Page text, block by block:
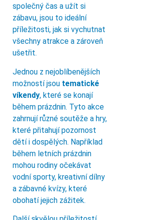
společný čas a užít si
zábavu, jsou to ideální
příležitosti, jak si vychutnat
všechny atrakce a zároveň
ušetřit.
Jednou z nejoblíbenějších
možností jsou tematické
víkendy, které se konají
během prázdnin. Tyto akce
zahrnují různé soutěže a hry,
které přitahují pozornost
dětí i dospělých. Například
během letních prázdnin
mohou rodiny očekávat
vodní sporty, kreativní dílny
a zábavné kvízy, které
obohatí jejich zážitek.